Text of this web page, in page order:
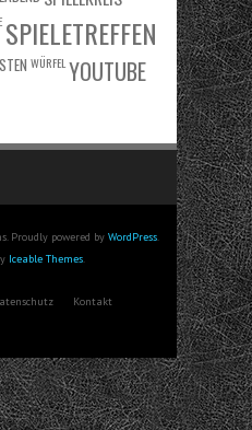
SPIELETREFFEN
WÜRFEL YOUTUBE
Proudly powered by WordPress.
Iceable Themes.
Kontakt